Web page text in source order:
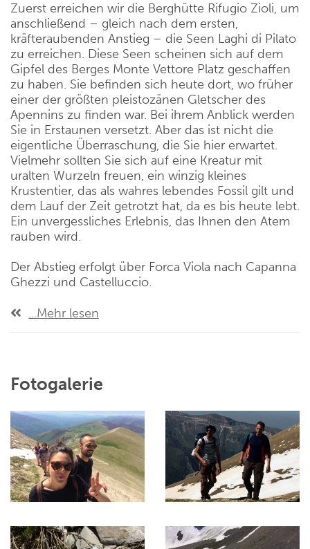
Zuerst erreichen wir die Berghütte Rifugio Zioli, um
anschließend – gleich nach dem ersten,
kräfteraubenden Anstieg – die Seen Laghi di Pilato
zu erreichen. Diese Seen scheinen sich auf dem
Gipfel des Berges Monte Vettore Platz geschaffen
zu haben. Sie befinden sich heute dort, wo früher
einer der größten pleistozänen Gletscher des
Apennins zu finden war. Bei ihrem Anblick werden
Sie in Erstaunen versetzt. Aber das ist nicht die
eigentliche Überraschung, die Sie hier erwartet.
Vielmehr sollten Sie sich auf eine Kreatur mit
uralten Wurzeln freuen, ein winzig kleines
Krustentier, das als wahres lebendes Fossil gilt und
dem Lauf der Zeit getrotzt hat, da es bis heute lebt.
Ein unvergessliches Erlebnis, das Ihnen den Atem
rauben wird.
Der Abstieg erfolgt über Forca Viola nach Capanna
Ghezzi und Castelluccio.
...Mehr lesen
Fotogalerie